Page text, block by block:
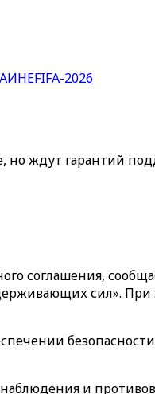
FIFA-2026
но ждут гарантий
соглашения,
сил». При
и